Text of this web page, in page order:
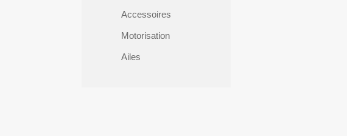
Accessoires
Motorisation
Ailes